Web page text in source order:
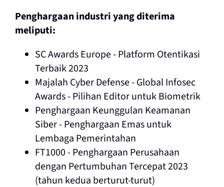
Penghargaan industri yang diterima
meliputi:
SC Awards Europe - Platform Otentikasi
Terbaik 2023
Majalah Cyber Defense - Global Infosec
Awards - Pilihan Editor untuk Biometrik
Penghargaan Keunggulan Keamanan
Siber - Penghargaan Emas untuk
Lembaga Pemerintahan
FT1000 - Penghargaan Perusahaan
dengan Pertumbuhan Tercepat 2023
(tahun kedua berturut-turut)